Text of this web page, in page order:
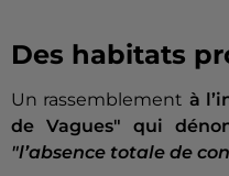
Des habitats
Un rassemblement à
de Vagues" qui
"l’absence totale de